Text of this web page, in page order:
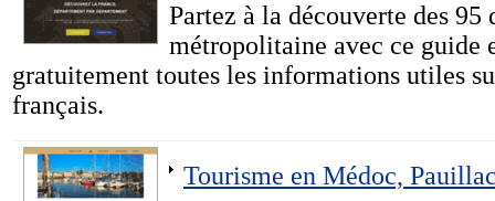
Partez à la découverte des 95
métropolitaine avec ce guide
gratuitement toutes les informations utiles
français.
Tourisme en Médoc,